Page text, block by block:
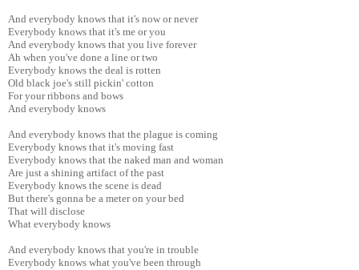
And everybody knows that it's now or never
Everybody knows that it's me or you
And everybody knows that you live forever
Ah when you've done a line or two
Everybody knows the deal is rotten
Old black joe's still pickin' cotton
For your ribbons and bows
And everybody knows
And everybody knows that the plague is coming
Everybody knows that it's moving fast
Everybody knows that the naked man and woman
Are just a shining artifact of the past
Everybody knows the scene is dead
But there's gonna be a meter on your bed
That will disclose
What everybody knows
And everybody knows that you're in trouble
Everybody knows what you've been through